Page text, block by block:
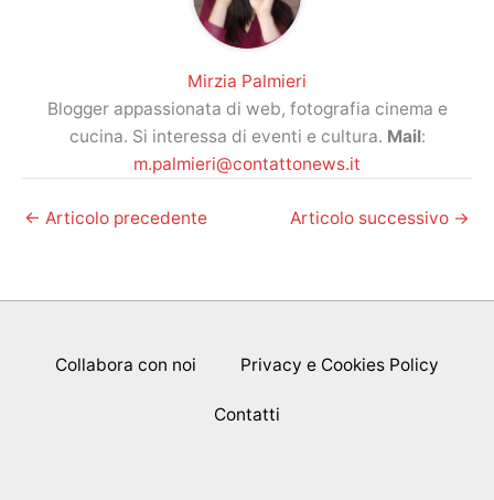
Mirzia Palmieri
Blogger appassionata di web, fotografia cinema e
cucina. Si interessa di eventi e cultura. Mail:
m.palmieri@contattonews.it
← Articolo precedente Articolo successivo →
Collabora con noi Privacy e Cookies Policy
Contatti